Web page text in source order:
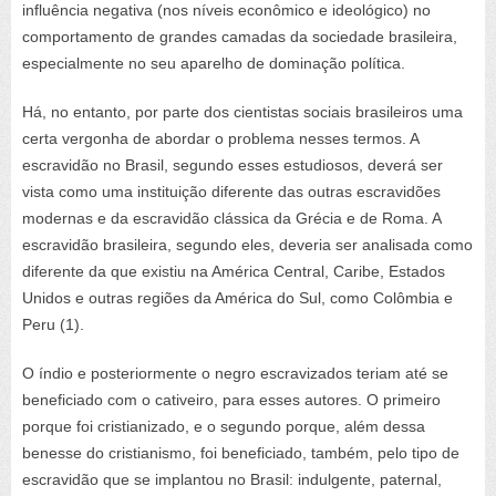
influência negativa (nos níveis econômico e ideológico) no
comportamento de grandes camadas da sociedade brasileira,
especialmente no seu aparelho de dominação política.
Há, no entanto, por parte dos cientistas sociais brasileiros uma
certa vergonha de abordar o problema nesses termos. A
escravidão no Brasil, segundo esses estudiosos, deverá ser
vista como uma instituição diferente das outras escravidões
modernas e da escravidão clássica da Grécia e de Roma. A
escravidão brasileira, segundo eles, deveria ser analisada como
diferente da que existiu na América Central, Caribe, Estados
Unidos e outras regiões da América do Sul, como Colômbia e
Peru (1).
O índio e posteriormente o negro escravizados teriam até se
beneficiado com o cativeiro, para esses autores. O primeiro
porque foi cristianizado, e o segundo porque, além dessa
benesse do cristianismo, foi beneficiado, também, pelo tipo de
escravidão que se implantou no Brasil: indulgente, paternal,